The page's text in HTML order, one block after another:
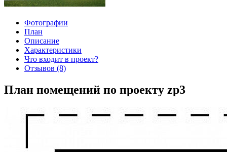
Фотографии
План
Описание
Характеристики
Что входит в проект?
Отзывов (8)
План помещений по проекту zp3